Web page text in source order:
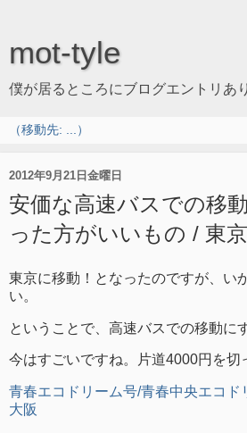
mot-tyle
僕が居るところにブログエントリあ
2012年9月21日金曜日
安価な高速バスでの移
った方がいいもの / 東
東京に移動！となったのですが、い
い。
ということで、高速バスでの移動に
今はすごいですね。片道4000円を切
青春エコドリーム号/青春中央エコド
大阪